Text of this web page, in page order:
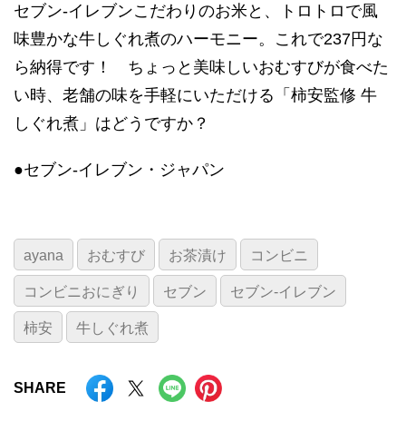
セブン-イレブンこだわりのお米と、トロトロで風
味豊かな牛しぐれ煮のハーモニー。これで237円な
ら納得です！ ちょっと美味しいおむすびが食べた
い時、老舗の味を手軽にいただける「柿安監修 牛
しぐれ煮」はどうですか？
●セブン‐イレブン・ジャパン
ayana おむすび お茶漬け コンビニ
コンビニおにぎり セブン セブン-イレブン
柿安 牛しぐれ煮
SHARE